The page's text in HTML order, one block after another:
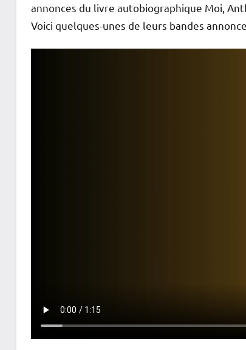
annonces du livre autobiographique Moi,
Voici quelques-unes de leurs bandes